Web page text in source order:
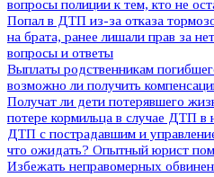
вопросы полиции к тем, кто не
Попал в ДТП из-за отказа
на брата, ранее лишали прав за
вопросы и ответы
Выплаты родственникам
возможно ли получить
Получат ли дети потерявшего
потере кормильца в случае ДТП в
ДТП с пострадавшим и
что ожидать? Опытный юрист
Избежать неправомерных